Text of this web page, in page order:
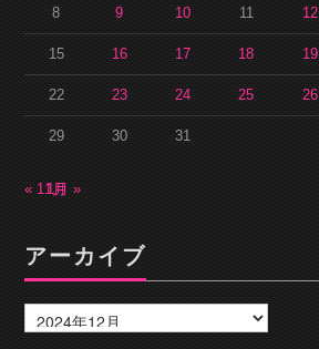
8 9 10 11 12
15 16 17 18 19
22 23 24 25 26
29 30 31
« 11月1月 »
アーカイブ
ー
カ